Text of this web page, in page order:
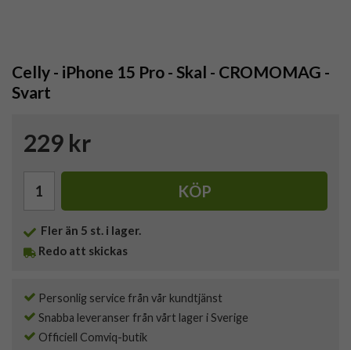
Celly - iPhone 15 Pro - Skal - CROMOMAG -
Svart
229 kr
KÖP
Fler än 5 st. i lager.
Redo att skickas
Personlig service från vår kundtjänst
Snabba leveranser från vårt lager i Sverige
Officiell Comviq-butik